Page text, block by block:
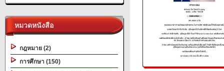
หมวดหนังสือ
กฎหมาย (2)
การศึกษา (150)